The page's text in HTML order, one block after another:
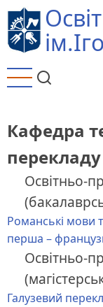
Перейти
до
основного
Кафедра
Освітньо-
Романські мови
перша –
Освітньо-
Галузевий